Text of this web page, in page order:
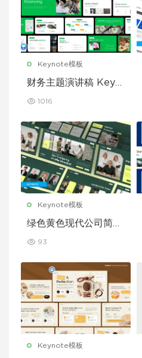
Keynote模板
财务主题演讲稿 Keyn
1016
Keynote模板
绿色黄色现代公司简介
93
Keynote模板